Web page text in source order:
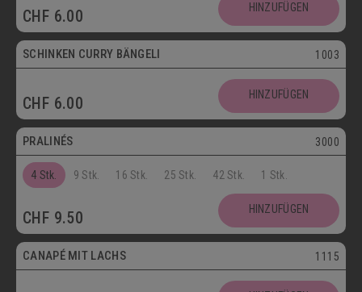
SILSERLI
BELEGTE BRÖTCHEN
BROTWAREN
BACKWAREN FASTENWAIE
CHF 6.00 HINZUFÜGEN
SCHINKEN CURRY BÄNGELI 1003
CHF 6.00 HINZUFÜGEN
Postversand
PRALINÉS 3000
4 Stk. 9 Stk. 16 Stk. 25 Stk. 42 Stk. 1 Stk.
CHF 9.50 HINZUFÜGEN
CANAPÉ MIT LACHS 1115